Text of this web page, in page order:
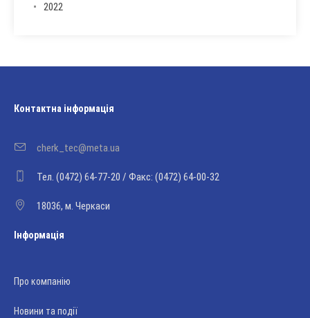
2022
Контактна інформація
cherk_tec@meta.ua
Тел. (0472) 64-77-20 / Факс: (0472) 64-00-32
18036, м. Черкаси
Інформація
Про компанію
Новини та події